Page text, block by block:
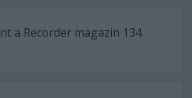
a Recorder magazin 134.